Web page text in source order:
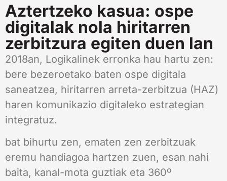
Aztertzeko kasua: ospe
digitalak nola hiritarren
zerbitzura egiten duen lan
2018an, Logikalinek erronka hau hartu zen:
bere bezeroetako baten ospe digitala
saneatzea, hiritarren arreta-zerbitzua (HAZ)
haren komunikazio digitaleko estrategian
integratuz.
bat bihurtu zen, ematen zen zerbitzuak
eremu handiagoa hartzen zuen, esan nahi
baita, kanal-mota guztiak eta 360º